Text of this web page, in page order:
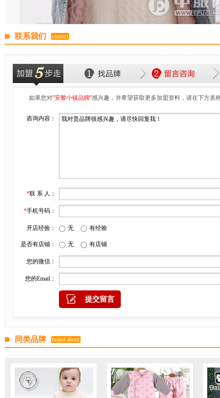
联系我们 contact
如果您对"安黎小镇品牌"感兴趣，并希望获取更多加盟资料，请在下方表
咨询内容：
*联 系 人：
*手机号码：
开店经验： 无 有经验
是否有店铺： 无 有店铺
您的微信：
您的Email：
同类品牌 brand about